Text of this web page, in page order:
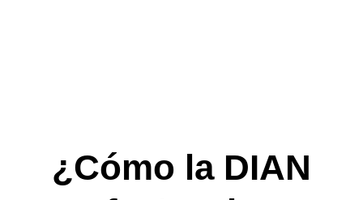
¿Cómo la DIAN